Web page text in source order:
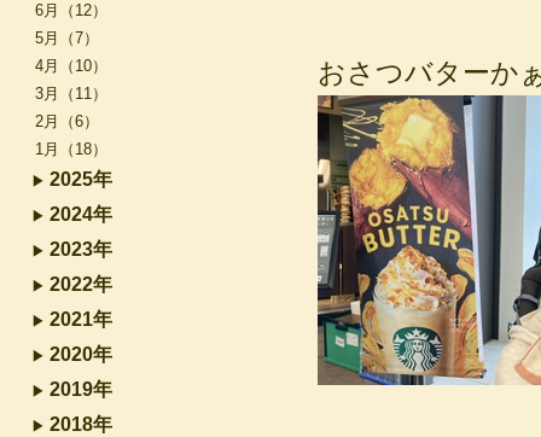
おさつバターか
6月（12）
5月（7）
4月（10）
3月（11）
2月（6）
1月（18）
2025年
2024年
2023年
2022年
2021年
2020年
2019年
2018年